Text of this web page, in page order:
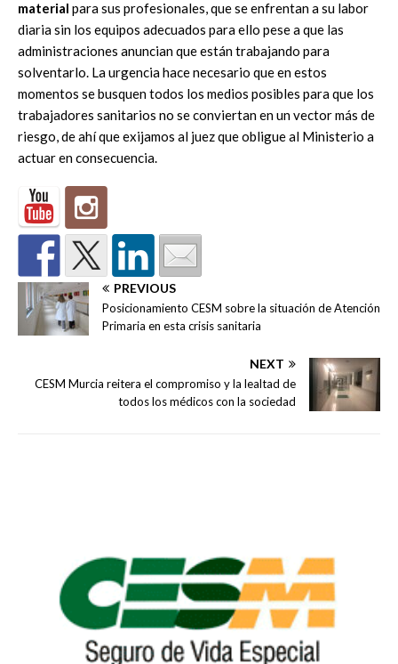
material para sus profesionales, que se enfrentan a su labor
diaria sin los equipos adecuados para ello pese a que las
administraciones anuncian que están trabajando para
solventarlo. La urgencia hace necesario que en estos
momentos se busquen todos los medios posibles para que los
trabajadores sanitarios no se conviertan en un vector más de
riesgo, de ahí que exijamos al juez que obligue al Ministerio a
actuar en consecuencia.
PREVIOUS
Posicionamiento CESM sobre la situación de Atención
Primaria en esta crisis sanitaria
NEXT
CESM Murcia reitera el compromiso y la lealtad de
todos los médicos con la sociedad